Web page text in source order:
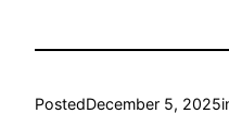
PostedDecember 5, 2025